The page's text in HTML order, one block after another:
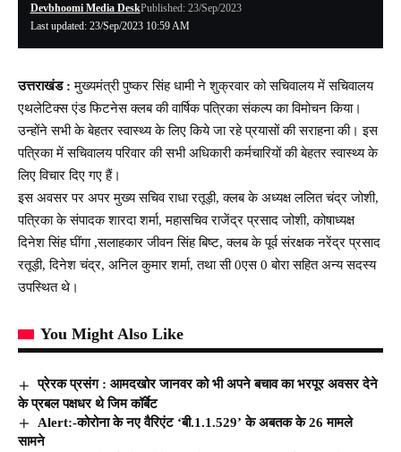
Last updated: 23/Sep/2023 10:59 AM
Devbhoomi Media DeskPublished: 23/Sep/2023
उत्तराखंड : मुख्यमंत्री पुष्कर सिंह धामी ने शुक्रवार को सचिवालय में सचिवालय
एथलेटिक्स एंड फिटनेस क्लब की वार्षिक पत्रिका संकल्प का विमोचन किया।
उन्होंने सभी के बेहतर स्वास्थ्य के लिए किये जा रहे प्रयासों की सराहना की। इस
पत्रिका में सचिवालय परिवार की सभी अधिकारी कर्मचारियों की बेहतर स्वास्थ्य के
लिए विचार दिए गए हैं।
इस अवसर पर अपर मुख्य सचिव राधा रतूड़ी, क्लब के अध्यक्ष ललित चंद्र जोशी,
पत्रिका के संपादक शारदा शर्मा, महासचिव राजेंद्र प्रसाद जोशी, कोषाध्यक्ष
दिनेश सिंह घींगा ,सलाहकार जीवन सिंह बिष्ट, क्लब के पूर्व संरक्षक नरेंद्र प्रसाद
रतूड़ी, दिनेश चंद्र, अनिल कुमार शर्मा, तथा सी 0एस 0 बोरा सहित अन्य सदस्य
उपस्थित थे।
You Might Also Like
प्रेरक प्रसंग : आमदखोर जानवर को भी अपने बचाव का भरपूर अवसर देने
के प्रबल पक्षधर थे जिम कॉर्बेट
Alert:-कोरोना के नए वैरिएंट ‘बी.1.1.529’ के अबतक के 26 मामले
सामने